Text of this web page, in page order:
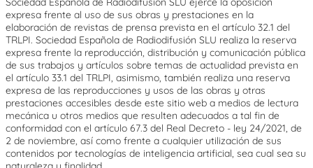
expresa frente al uso de sus obras y prestaciones en la
elaboración de revistas de prensa prevista en el artículo 32.1 del
TRLPI. Sociedad Española de Radiodifusión SLU realiza la reserva
expresa frente la reproducción, distribución y comunicación pública
de sus trabajos y artículos sobre temas de actualidad prevista en
el artículo 33.1 del TRLPI, asimismo, también realiza una reserva
expresa de las reproducciones y usos de las obras y otras
prestaciones accesibles desde este sitio web a medios de lectura
mecánica u otros medios que resulten adecuados a tal fin de
conformidad con el artículo 67.3 del Real Decreto - ley 24/2021, de
2 de noviembre, así como frente a cualquier utilización de sus
contenidos por tecnologías de inteligencia artificial, sea cual sea su